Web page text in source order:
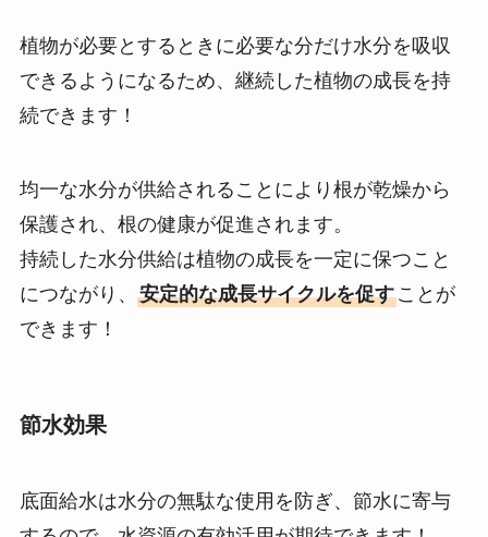
植物が必要とするときに必要な分だけ水分を吸収
できるようになるため、継続した植物の成長を持
続できます！
均一な水分が供給されることにより根が乾燥から
保護され、根の健康が促進されます。
持続した水分供給は植物の成長を一定に保つこと
につながり、 安定的な成長サイクルを促すことが
できます！
節水効果
底面給水は水分の無駄な使用を防ぎ、節水に寄与